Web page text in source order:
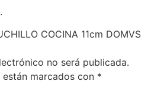
COCINA 11cm DOMVS
no será publicada.
marcados con *